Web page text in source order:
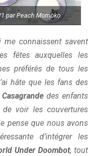
par Peach Momoko
me connaissent savent
fêtes auxquelles les
préférés de tous les
hâte que les fans des
des enfants
voir les couvertures
pense que nous avons
d’intégrer les
Under Doombot, tout